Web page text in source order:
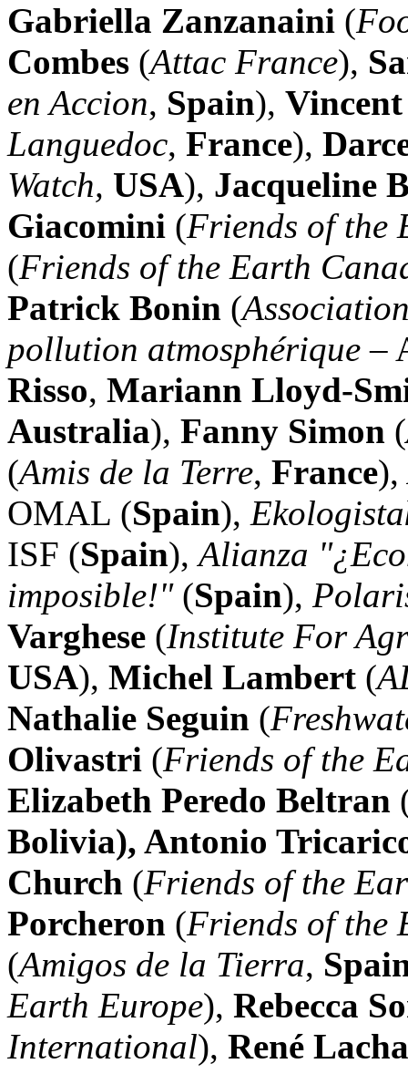
Gabriella Zanzanaini (
Combes (Attac France),
en Accion, Spain),
Languedoc, France),
Watch, USA), Jacqueline
Giacomini (Friends of the
(Friends of the Earth
Patrick Bonin (
pollution atmosphérique–
Risso, Mariann Lloyd-
Australia), Fanny Simon (
(Amis de la Terre, France),
OMAL (Spain),
ISF (Spain),Alianza
imposible!"(Spain),
Varghese (Institute For
USA), Michel Lambert (
Nathalie Seguin (
Olivastri (Friends of the
Elizabeth Peredo Beltran
Bolivia), Antonio
Church (Friends of the
Porcheron (Friends of the
(Amigos de la Tierra,
Earth Europe), Rebecca
International), René